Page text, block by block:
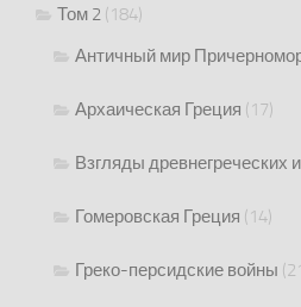
Том 2 (184)
Античный мир
Архаическая Греция (17)
Взгляды древнегреческих
Гомеровская Греция (14)
Греко-персидские войны